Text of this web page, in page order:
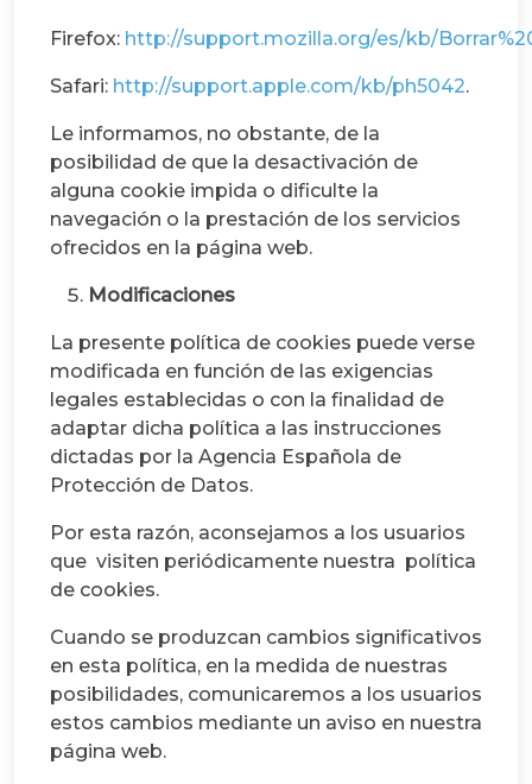
Firefox: http://support.mozilla.org/es/kb/
Safari: http://support.apple.com/kb/ph5042.
Le informamos, no obstante, de la
posibilidad de que la desactivación de
alguna cookie impida o dificulte la
navegación o la prestación de los servicios
ofrecidos en la página web.
Modificaciones
La presente política de cookies puede verse
modificada en función de las exigencias
legales establecidas o con la finalidad de
adaptar dicha política a las instrucciones
dictadas por la Agencia Española de
Protección de Datos.
Por esta razón, aconsejamos a los usuarios
que visiten periódicamente nuestra política
de cookies.
Cuando se produzcan cambios significativos
en esta política, en la medida de nuestras
posibilidades, comunicaremos a los usuarios
estos cambios mediante un aviso en nuestra
página web.